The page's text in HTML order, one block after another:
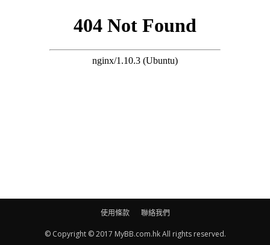
而「最佳女主角」方面，Stephy及周秀娜雙雙入圍，與張艾嘉、
彭秀慧《29+1》
使用條款 聯絡我們
© Copyright © 2017 MyBB.com.hk All rights reserved.